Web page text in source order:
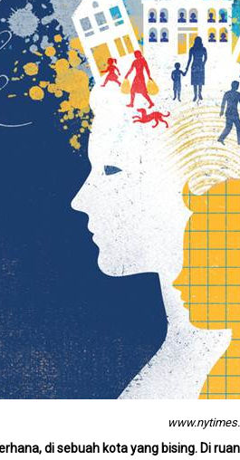
di sebuah kota yang bising. Di